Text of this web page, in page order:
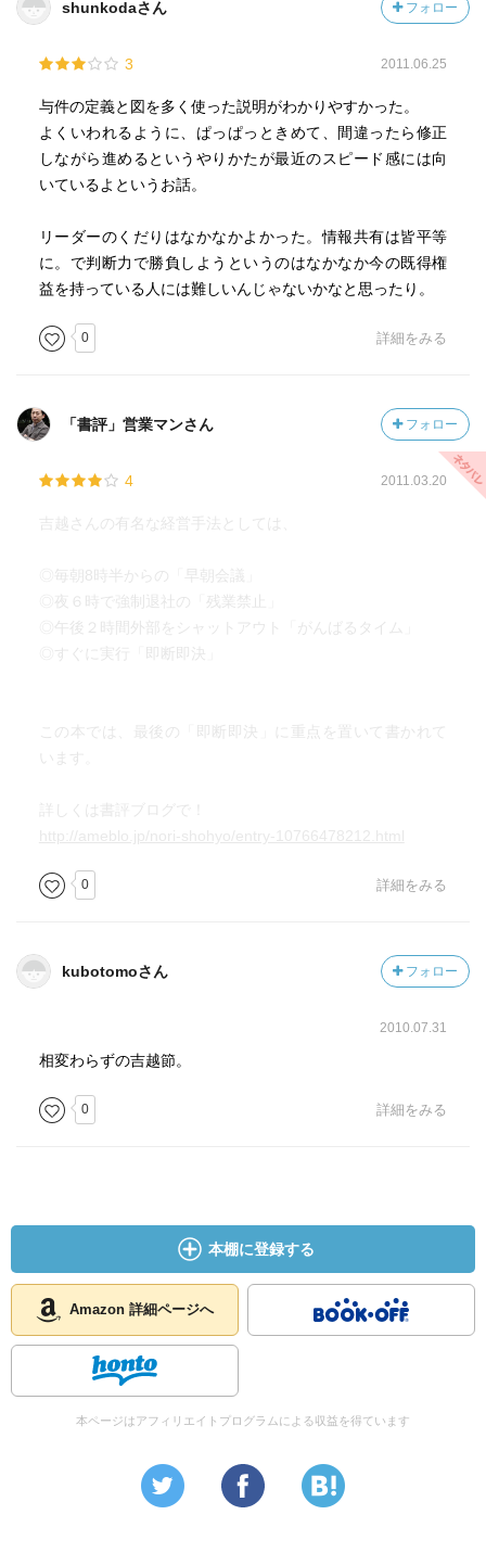
「徹底」
もし、多くのことを途中でをあきらめてしまい
実現できていないとすると「思い」がたりない。
最初は、”よしやるぞ！”と思って
勢いよく取りかかるけれども、
重要な仕事よりも、緊急度の高い仕事を
優先してやるようになります。
と勝手に思い込んだあげく、
重要な仕事はあたかもなかったかのように
それだけの「思い」しかなかったということです。
「失敗」しても、より多くの「実行」があれば、
いろいろ考えは浮かぶのですが
という方は多いのではないでしょうか。
ぜひ、読んでみてください。
◆本から得た気づき◆
━━━━━━━━━━━━━━━━━━━━━━━━━━
━━━━
良く考えられたプランも、考えることに時間を使いすぎ、
「巧遅」＝がんばってできもしない完全をねらう 「拙
速」＝現実的でコストパフォーマンスが高いものをねらう
shunkodaさん フォロー
3 2011.06.25
与件の定義と図を多く使った説明がわかりやすかった。
よくいわれるように、ぱっぱっときめて、間違ったら修正
しながら進めるというやりかたが最近のスピード感には向
いているよというお話。
リーダーのくだりはなかなかよかった。情報共有は皆平等
に。で判断力で勝負しようというのはなかなか今の既得権
益を持っている人には難しいんじゃないかなと思ったり。
0 詳細をみる
「書評」営業マンさん フォロー
4 2011.03.20
吉越さんの有名な経営手法としては、
◎毎朝8時半からの「早朝会議」
◎夜６時で強制退社の「残業禁止」
◎午後２時間外部をシャットアウト「がんばるタイム」
◎すぐに実行「即断即決」
この本では、最後の「即断即決」に重点を置いて書かれて
います。
詳しくは書評ブログで！
0 詳細をみる
kubotomoさん フォロー
2010.07.31
相変わらずの吉越節。
0 詳細をみる
本棚に登録する
Amazon 詳細ページへ
本ページはアフィリエイトプログラムによる収益を得ています